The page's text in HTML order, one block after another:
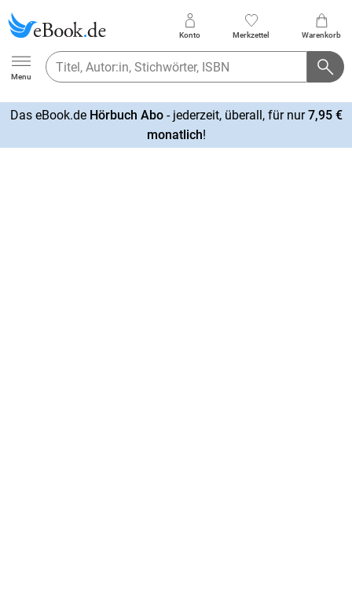
Ebook.de
Menu
Konto Merkzettel Warenkorb
Das eBook.de Hörbuch Abo- jederzeit, überall, für nur7,95 €
monatlich!